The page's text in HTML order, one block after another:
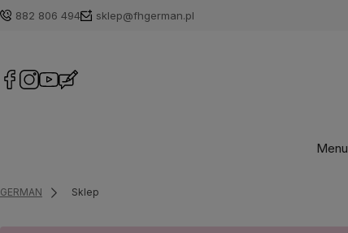
882 806 494 sklep@fhgerman.pl
Menu
GERMAN Sklep